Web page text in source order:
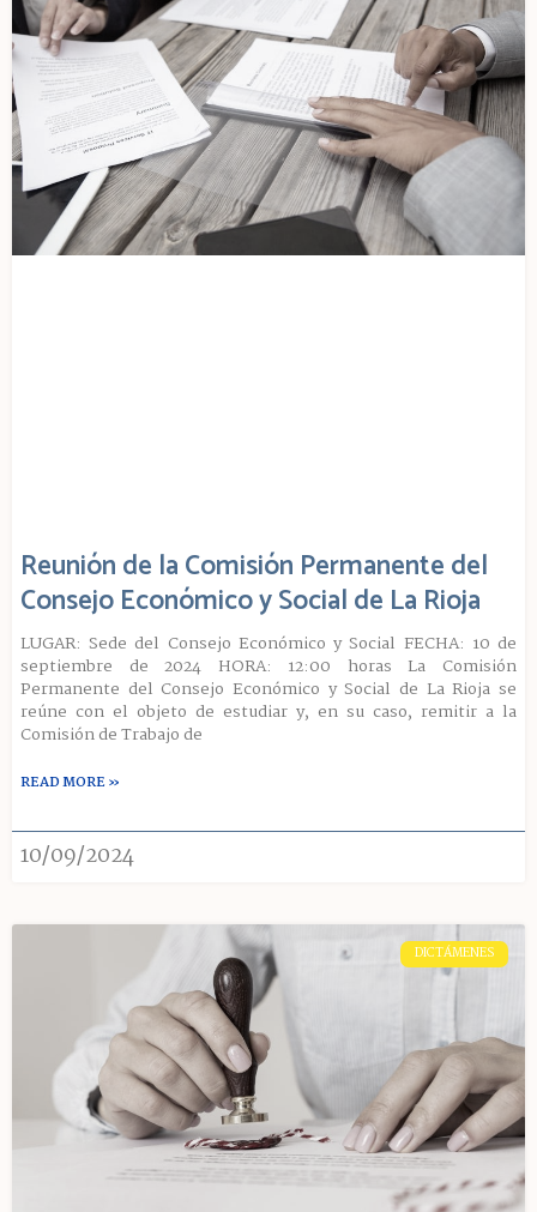
Reunión de la Comisión Permanente del
Consejo Económico y Social de La Rioja
LUGAR: Sede del Consejo Económico y Social FECHA: 10 de
septiembre de 2024 HORA: 12:00 horas La Comisión
Permanente del Consejo Económico y Social de La Rioja se
reúne con el objeto de estudiar y, en su caso, remitir a la
Comisión de Trabajo de
READ MORE »
10/09/2024
DICTÁMENES